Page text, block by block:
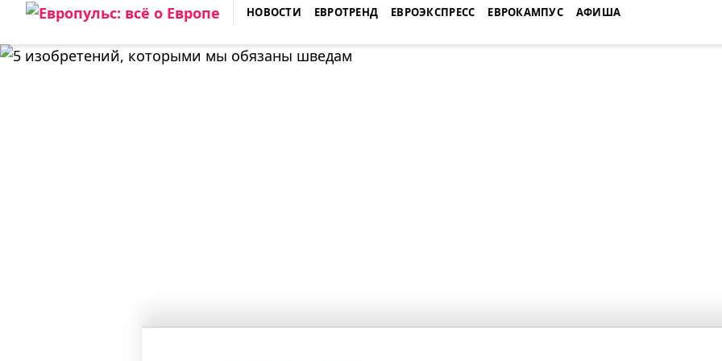
Skip
content
ЕВРОПУЛЬС: ВСЁ О ЕВРОПЕ
НОВОСТИ ЕВРОТРЕНД ЕВРОЭКСПРЕСС ЕВРОКАМПУС АФИША